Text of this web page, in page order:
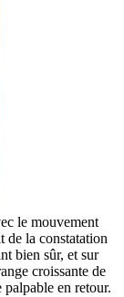
le mouvement
de la constatation
bien sûr, et sur
croissante de
en retour.